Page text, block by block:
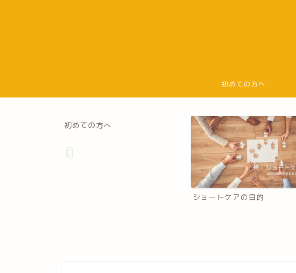
初めての方へ
初めての方へ
ショートケアの目的